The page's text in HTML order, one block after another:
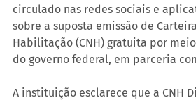
circulado nas redes sociais e
sobre a suposta emissão de
Habilitação (CNH) gratuita por
do governo federal, em parceria
A instituição esclarece que a CNH